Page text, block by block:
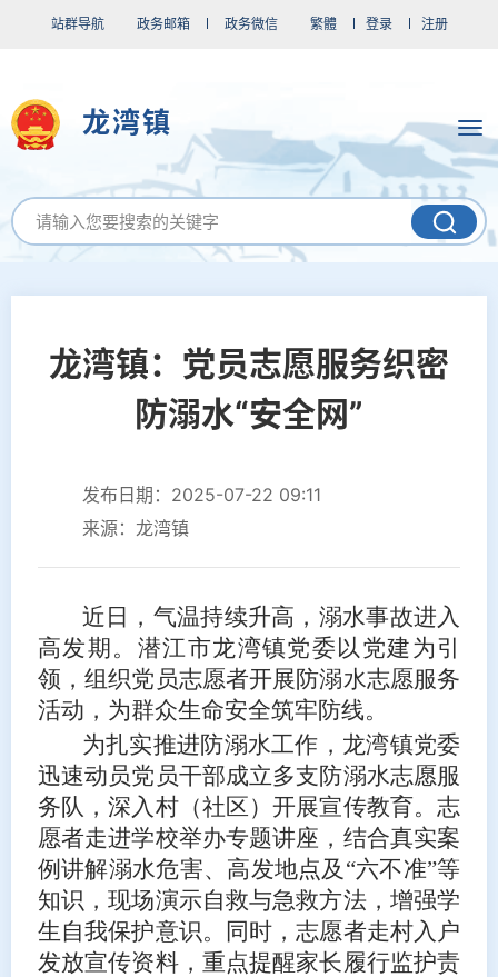
站群导航 政务邮箱 政务微信 繁體 登录 注册
龙湾镇
龙湾镇：党员志愿服务织密
防溺水“安全网”
发布日期：2025-07-22 09:11
来源：龙湾镇
近日，气温持续升高，溺水事故进入
高发期。潜江市龙湾镇党委以党建为引
领，组织党员志愿者开展防溺水志愿服务
活动，为群众生命安全筑牢防线。
为扎实推进防溺水工作，龙湾镇党委
迅速动员党员干部成立多支防溺水志愿服
务队，深入村（社区）开展宣传教育。志
愿者走进学校举办专题讲座，结合真实案
例讲解溺水危害、高发地点及“六不准”等
知识，现场演示自救与急救方法，增强学
生自我保护意识。同时，志愿者走村入户
发放宣传资料，重点提醒家长履行监护责